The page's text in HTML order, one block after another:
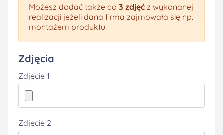
Możesz dodać także do 3 zdjęć z wykonanej
realizacji jeżeli dana firma zajmowała się np.
montażem produktu.
Zdjęcia
Zdjęcie 1
Zdjęcie 2